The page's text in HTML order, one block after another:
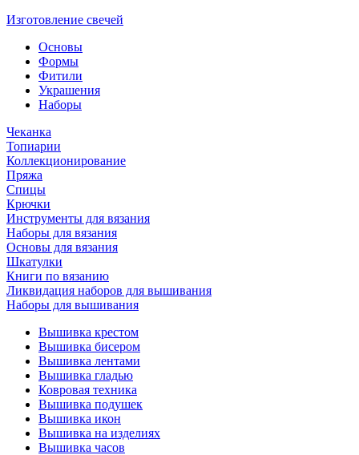
Изготовление свечей
Основы
Формы
Фитили
Украшения
Наборы
Чеканка
Топиарии
Коллекционирование
Пряжа
Спицы
Крючки
Инструменты для вязания
Наборы для вязания
Основы для вязания
Шкатулки
Книги по вязанию
Ликвидация наборов для вышивания
Наборы для вышивания
Вышивка крестом
Вышивка бисером
Вышивка лентами
Вышивка гладью
Ковровая техника
Вышивка подушек
Вышивка икон
Вышивка на изделиях
Вышивка часов